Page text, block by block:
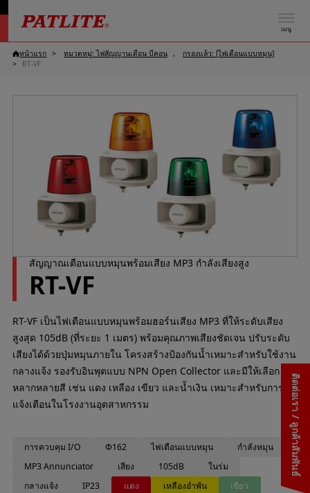
เมนู
ติดต่อเรา / ลูกค้าสัมพันธ์
หน้าแรก หมวดหมู่: ไฟสัญญานเตือน บีคอน
กรองแล้ว: [ไฟเตือนแบบหมุน]
RT-VF
สัญญาณเตือนแบบหมุนพร้อมเสียง MP3 กำลังเสียงสูง
RT-VF
RT-VF เป็นไฟเตือนแบบหมุนพร้อมฮอร์นเสียง MP3 ที่ให้ระดับเสียง
สูงสุด 105dB (ที่ระยะ 1 เมตร) พร้อมคุณภาพเสียงชัดเจน ปรับระดับ
เสียงได้ด้วยปุ่มหมุนภายใน โครงสร้างป้องกันน้ำเหมาะสำหรับใช้งาน
กลางแจ้ง รองรับอินพุตแบบ NPN Open Collector และมีให้เลือก
หลากหลายสี เช่น แดง เหลือง เขียว และน้ำเงิน เหมาะสำหรับการ
แจ้งเตือนในโรงงานอุตสาหกรรม
การควบคุม I/O Φ162 ไฟเตือนแบบหมุน
กำลังหมุน
MP3 Annunciator
เสียง 105dB
ในร่ม
กลางแจ้ง
IP23 แดง เหลืองอำพัน
เขียว